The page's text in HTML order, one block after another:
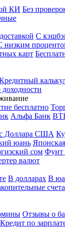
КИ Без
С
низким
карт
доходности
бесплатно
Альфа Банк
Доллара США
юань
сом Фунт
валют
В долларах В
счета
Отзывы о
Кредит по